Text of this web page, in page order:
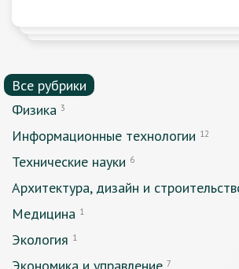
Все рубрики
Физика 3
Информационные технологии 12
Технические науки 6
Архитектура, дизайн и
Медицина 1
Экология 1
7